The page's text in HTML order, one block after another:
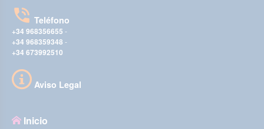
Teléfono
+34 968356655 -
+34 968359348 -
+34 673992510
Aviso Legal
Inicio